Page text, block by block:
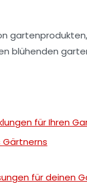
für Ihren
Gärtnerns
für deinen